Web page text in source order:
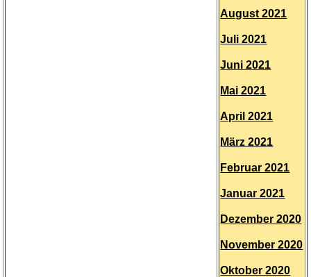
August 2021
Juli 2021
Juni 2021
Mai 2021
April 2021
März 2021
Februar 2021
Januar 2021
Dezember 2020
November 2020
Oktober 2020